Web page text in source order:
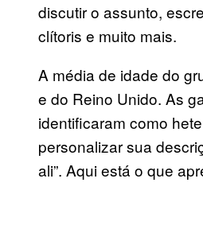
discutir o assunto,
clítoris e muito mais.
A média de idade do
e do Reino Unido. As
identificaram como
personalizar sua
ali”. Aqui está o que